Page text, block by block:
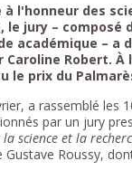
à l'honneur des
jury – composé
académique – a
Caroline Robert.
le prix du
a rassemblé les
par un jury
science et la
Roussy,